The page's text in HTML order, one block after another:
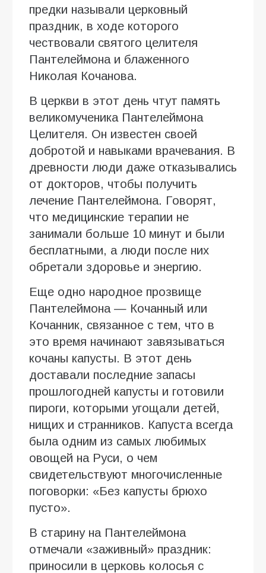
предки называли церковный
праздник, в ходе которого
чествовали святого целителя
Пантелеймона и блаженного
Николая Кочанова.
В церкви в этот день чтут память
великомученика Пантелеймона
Целителя. Он известен своей
добротой и навыками врачевания. В
древности люди даже отказывались
от докторов, чтобы получить
лечение Пантелеймона. Говорят,
что медицинские терапии не
занимали больше 10 минут и были
бесплатными, а люди после них
обретали здоровье и энергию.
Еще одно народное прозвище
Пантелеймона — Кочанный или
Кочанник, связанное с тем, что в
это время начинают завязываться
кочаны капусты. В этот день
доставали последние запасы
прошлогодней капусты и готовили
пироги, которыми угощали детей,
нищих и странников. Капуста всегда
была одним из самых любимых
овощей на Руси, о чем
свидетельствуют многочисленные
поговорки: «Без капусты брюхо
пусто».
В старину на Пантелеймона
отмечали «заживный» праздник:
приносили в церковь колосья с